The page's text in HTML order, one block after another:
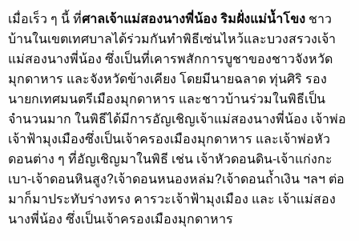
เมื่อเร็ว ๆ นี้ ที่ศาลเจ้าแม่สองนางพี่น้อง ริมฝั่งแม่น้ำโขง ชาว
บ้านในเขตเทศบาลได้ร่วมกันทำพิธีเซ่นไหว้และบวงสรวงเจ้า
แม่สองนางพี่น้อง ซึ่งเป็นที่เคารพสักการบูชาของชาวจังหวัด
มุกดาหาร และจังหวัดข้างเคียง โดยมีนายฉลาด ทุ่นศิริ รอง
นายกเทศมนตรีเมืองมุกดาหาร และชาวบ้านร่วมในพิธีเป็น
จำนวนมาก ในพิธีได้มีการอัญเชิญเจ้าแม่สองนางพี่น้อง เจ้าพ่อ
เจ้าฟ้ามุงเมืองซึ่งเป็นเจ้าครองเมืองมุกดาหาร และเจ้าพ่อหัว
ดอนต่าง ๆ ที่อัญเชิญมาในพิธี เช่น เจ้าหัวดอนดิน-เจ้าแก่งกะ
เบา-เจ้าดอนหินสูง?เจ้าดอนหนองหล่ม?เจ้าดอนถ้ำเงิน ฯลฯ ต่อ
มาก็มาประทับร่างทรง คารวะเจ้าฟ้ามุงเมือง และ เจ้าแม่สอง
นางพี่น้อง ซึ่งเป็นเจ้าครองเมืองมุกดาหาร